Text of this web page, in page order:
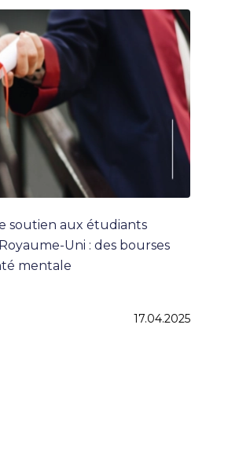
soutien aux étudiants
Uni : des bourses
mentale
17.04.2025